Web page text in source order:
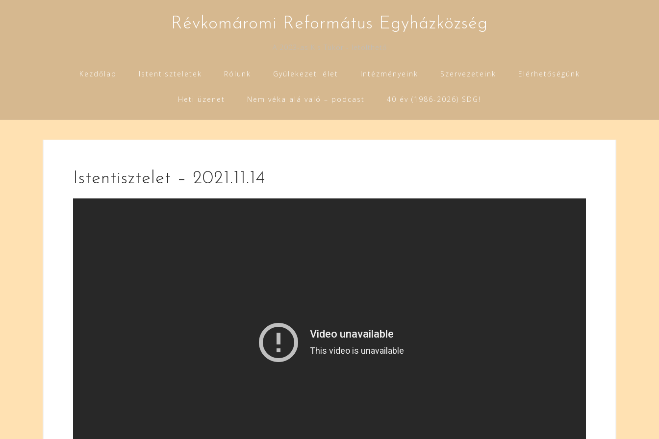
Révkomáromi Református Egyházközség
A 2003-as Kis Tükör - letölthető
Kezdőlap Istentiszteletek Rólunk Gyülekezeti élet Intézményeink Szervezeteink Elérhetőségünk
Heti üzenet Nem véka alá való – podcast 40 év (1986-2026) SDG!
Istentisztelet – 2021.11.14